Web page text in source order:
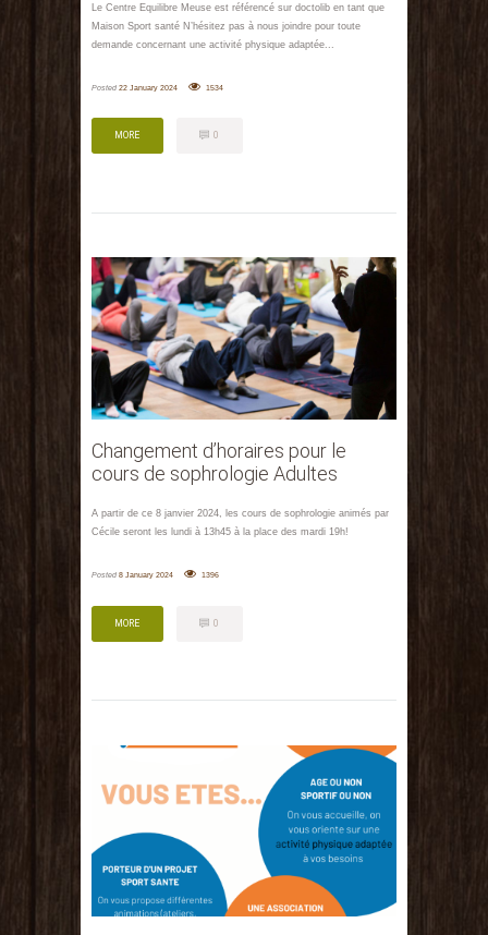
Le Centre Equilibre Meuse est référencé sur doctolib en tant que
Maison Sport santé N’hésitez pas à nous joindre pour toute
demande concernant une activité physique adaptée...
Posted 22 January 2024 1534
MORE 0
Changement d’horaires pour le
cours de sophrologie Adultes
A partir de ce 8 janvier 2024, les cours de sophrologie animés par
Cécile seront les lundi à 13h45 à la place des mardi 19h!
Posted 8 January 2024 1396
MORE 0